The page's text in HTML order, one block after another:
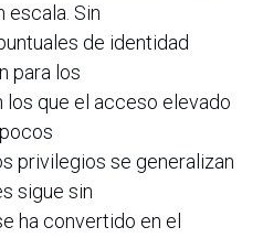
escala. Sin
de identidad
para los
los que el acceso elevado
privilegios se generalizan
sigue sin
ha convertido en el